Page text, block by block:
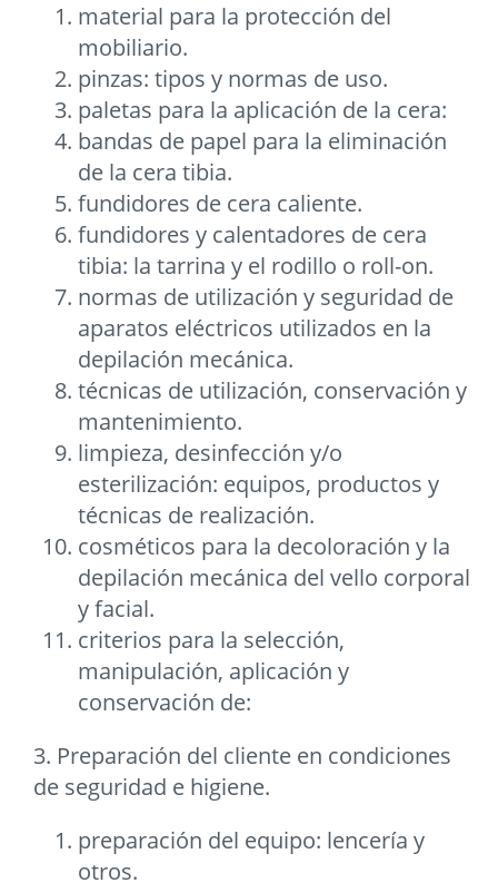
material para la protección del
mobiliario.
pinzas: tipos y normas de uso.
paletas para la aplicación de la cera:
bandas de papel para la eliminación
de la cera tibia.
fundidores de cera caliente.
fundidores y calentadores de cera
tibia: la tarrina y el rodillo o roll-on.
normas de utilización y seguridad de
aparatos eléctricos utilizados en la
depilación mecánica.
técnicas de utilización, conservación y
mantenimiento.
limpieza, desinfección y/o
esterilización: equipos, productos y
técnicas de realización.
cosméticos para la decoloración y la
depilación mecánica del vello corporal
y facial.
criterios para la selección,
manipulación, aplicación y
conservación de:
3. Preparación del cliente en condiciones
de seguridad e higiene.
preparación del equipo: lencería y
otros.